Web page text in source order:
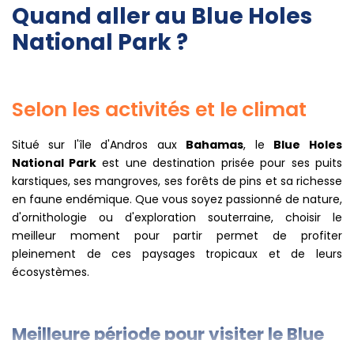
Quand aller au Blue Holes
National Park ?
Selon les activités et le climat
Situé sur l'île d'Andros aux Bahamas, le Blue Holes
National Park est une destination prisée pour ses puits
karstiques, ses mangroves, ses forêts de pins et sa richesse
en faune endémique. Que vous soyez passionné de nature,
d'ornithologie ou d'exploration souterraine, choisir le
meilleur moment pour partir permet de profiter
pleinement de ces paysages tropicaux et de leurs
écosystèmes.
Meilleure période pour visiter le Blue